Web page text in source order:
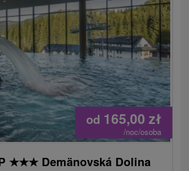
od 165,00 zł
/noc/osoba
★★★ Demänovská Dolina